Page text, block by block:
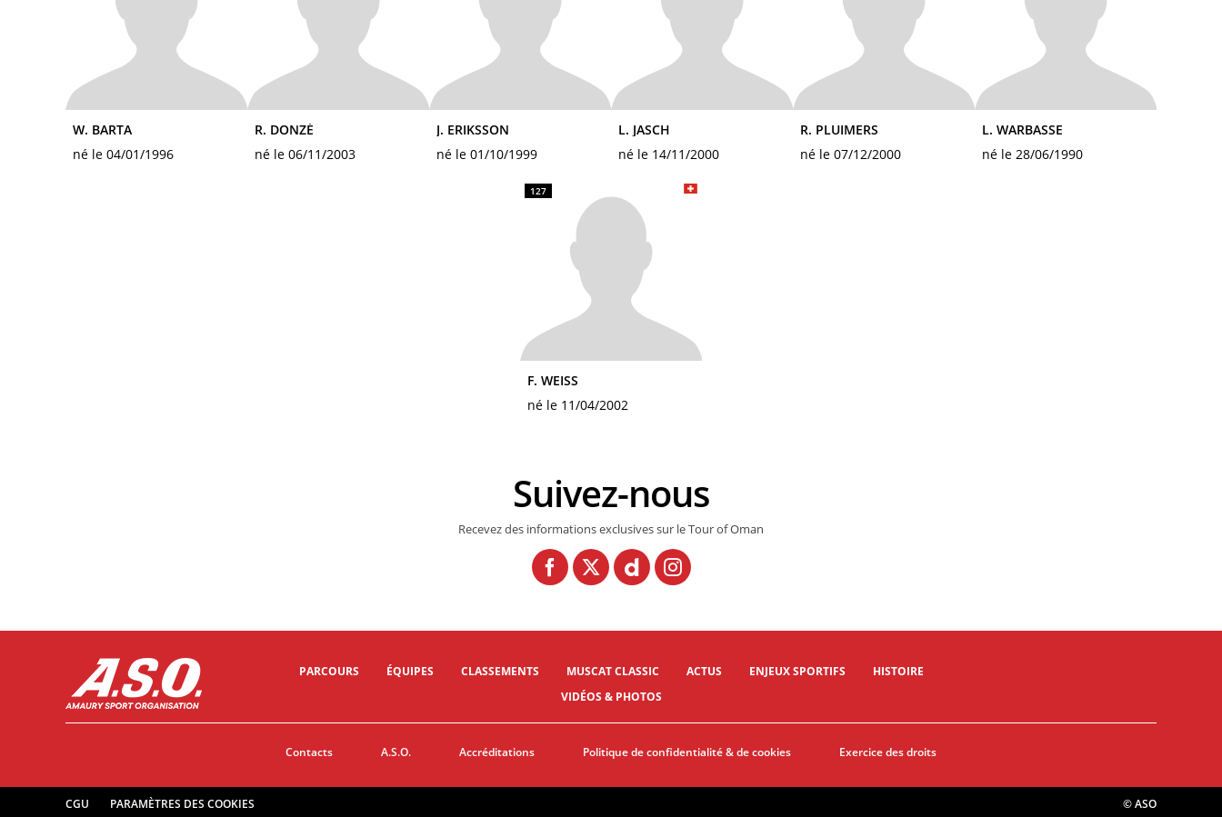
W. BARTA
né le 04/01/1996
R. DONZÉ
né le 06/11/2003
J. ERIKSSON
né le 01/10/1999
L. JASCH
né le 14/11/2000
R. PLUIMERS
né le 07/12/2000
L. WARBASSE
né le 28/06/1990
127
F. WEISS
né le 11/04/2002
Suivez-nous
Recevez des informations exclusives sur le Tour of Oman
PARCOURS ÉQUIPES CLASSEMENTS MUSCAT CLASSIC ACTUS ENJEUX SPORTIFS
HISTOIRE
VIDÉOS & PHOTOS
Contacts A.S.O. Accréditations Politique de confidentialité & de cookies Exercice des droits
CGU PARAMÈTRES DES COOKIES © ASO